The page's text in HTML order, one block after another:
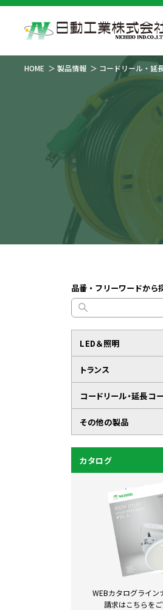
HOME 製品情報 コードリール・延
品番・フリーワードから
LED＆照明
トランス
コードリール・延長コ
その他の製品
カタログ
WEBカタログライン
請求はこちらをご